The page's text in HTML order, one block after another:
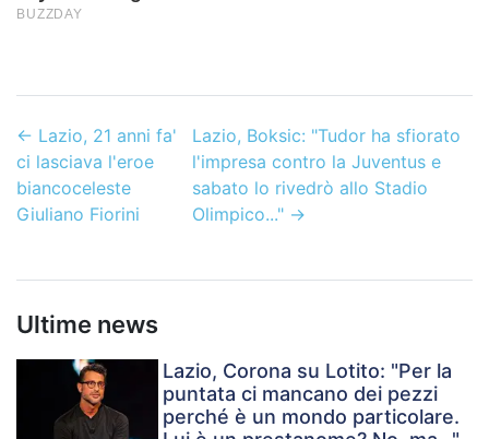
← Lazio, 21 anni fa'
ci lasciava l'eroe
biancoceleste
Giuliano Fiorini
Lazio, Boksic: "Tudor ha sfiorato
l'impresa contro la Juventus e
sabato lo rivedrò allo Stadio
Olimpico..."→
Ultime news
Lazio, Corona su Lotito: "Per la
puntata ci mancano dei pezzi
perché è un mondo particolare.